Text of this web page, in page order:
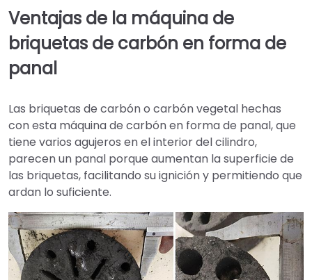
Ventajas de la máquina de
briquetas de carbón en forma de
panal
Las briquetas de carbón o carbón vegetal hechas
con esta máquina de carbón en forma de panal, que
tiene varios agujeros en el interior del cilindro,
parecen un panal porque aumentan la superficie de
las briquetas, facilitando su ignición y permitiendo que
ardan lo suficiente.